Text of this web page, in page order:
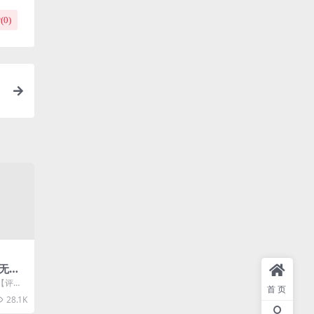
0)
需
机
评论
复杂
...
28.1K
首页